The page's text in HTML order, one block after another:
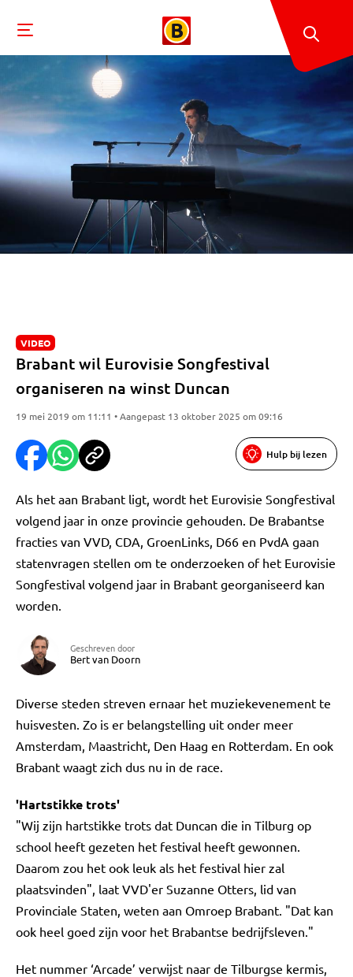
VIDEO
Brabant wil Eurovisie Songfestival
organiseren na winst Duncan
19 mei 2019 om 11:11 • Aangepast 13 oktober 2025 om 09:16
Hulp bij lezen
Als het aan Brabant ligt, wordt het Eurovisie Songfestival
volgend jaar in onze provincie gehouden. De Brabantse
fracties van VVD, CDA, GroenLinks, D66 en PvdA gaan
statenvragen stellen om te onderzoeken of het Eurovisie
Songfestival volgend jaar in Brabant georganiseerd kan
worden.
Geschreven door
Bert van Doorn
Diverse steden streven ernaar het muziekevenement te
huisvesten. Zo is er belangstelling uit onder meer
Amsterdam, Maastricht, Den Haag en Rotterdam. En ook
Brabant waagt zich dus nu in de race.
'Hartstikke trots'
"Wij zijn hartstikke trots dat Duncan die in Tilburg op
school heeft gezeten het festival heeft gewonnen.
Daarom zou het ook leuk als het festival hier zal
plaatsvinden", laat VVD'er Suzanne Otters, lid van
Provinciale Staten, weten aan Omroep Brabant. "Dat kan
ook heel goed zijn voor het Brabantse bedrijfsleven."
Het nummer ‘Arcade’ verwijst naar de Tilburgse kermis,